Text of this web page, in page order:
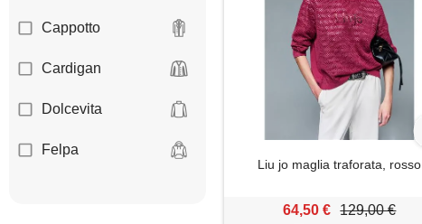
Cappotto
Cardigan
Dolcevita
Felpa
Liu jo maglia traforata, rosso
64,50 € 129,00 €